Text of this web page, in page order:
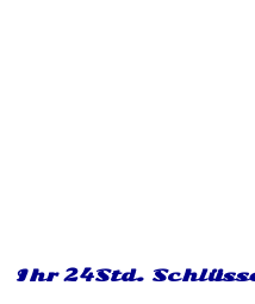
Ihr 24Std.